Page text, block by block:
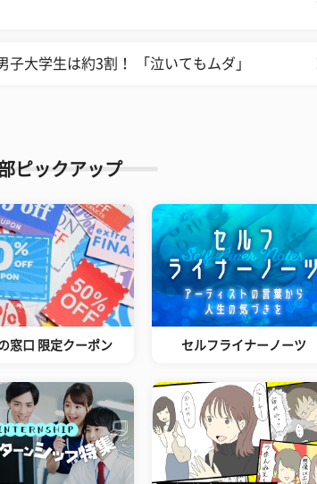
子大学生は約3割！ 「泣いてもムダ」
ピックアップ
窓口 限定クーポン セルフライナーノーツ